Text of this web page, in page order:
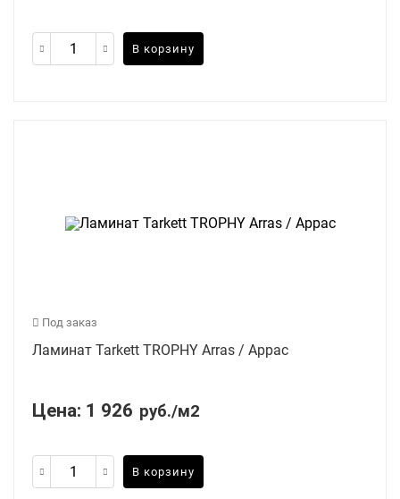
В корзину
Под заказ
Ламинат Tarkett TROPHY Arras / Аррас
Цена: 1 926 руб./м2
В корзину